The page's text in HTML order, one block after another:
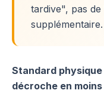
tardive", pas
supplémentaire.
Standard
décroche en